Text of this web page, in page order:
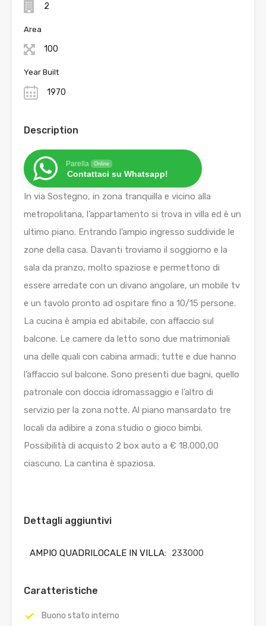
2
Area
100
Year Built
1970
Description
Parella Online
Contattaci su Whatsapp!
In via Sostegno, in zona tranquilla e vicino alla
metropolitana, l’appartamento si trova in villa ed è un
ultimo piano. Entrando l’ampio ingresso suddivide le
zone della casa. Davanti troviamo il soggiorno e la
sala da pranzo, molto spaziose e permettono di
essere arredate con un divano angolare, un mobile tv
e un tavolo pronto ad ospitare fino a 10/15 persone.
La cucina è ampia ed abitabile, con affaccio sul
balcone. Le camere da letto sono due matrimoniali
una delle quali con cabina armadi; tutte e due hanno
l’affaccio sul balcone. Sono presenti due bagni, quello
patronale con doccia idromassaggio e l’altro di
servizio per la zona notte. Al piano mansardato tre
locali da adibire a zona studio o gioco bimbi.
Possibilità di acquisto 2 box auto a € 18.000,00
ciascuno. La cantina è spaziosa.
Dettagli aggiuntivi
AMPIO QUADRILOCALE IN VILLA: 233000
Caratteristiche
Buono stato interno